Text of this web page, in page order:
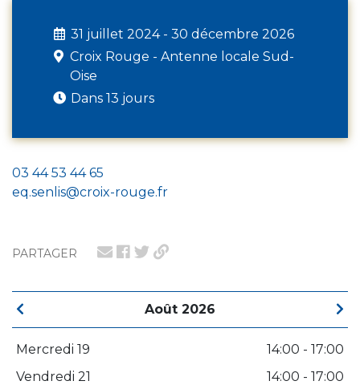
PARTAGER
Août 2026
Mercredi 19
14:00 - 17:00
Vendredi 21
14:00 - 17:00
31 juillet 2024 - 30 décembre 2026
Croix Rouge - Antenne locale Sud-
Oise
Dans 13 jours
03 44 53 44 65
eq.senlis@croix-rouge.fr